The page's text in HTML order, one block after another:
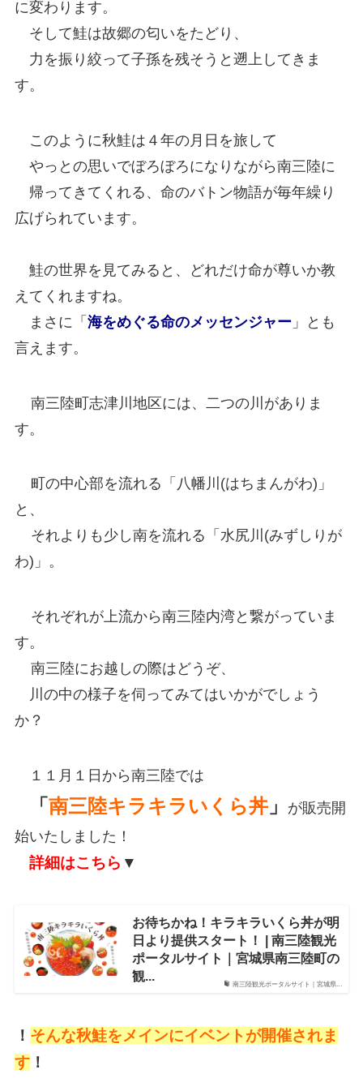
に変わります。
そして鮭は故郷の匂いをたどり、
力を振り絞って子孫を残そうと遡上してきま
す。
このように秋鮭は４年の月日を旅して
やっとの思いでぼろぼろになりながら南三陸に
帰ってきてくれる、命のバトン物語が毎年繰り
広げられています。
鮭の世界を見てみると、どれだけ命が尊いか教
えてくれますね。
まさに「 海をめぐる命のメッセンジャー」とも
言えます。
南三陸町志津川地区には、二つの川がありま
す。
町の中心部を流れる「八幡川(はちまんがわ)」
と、
それよりも少し南を流れる「水尻川(みずしりが
わ)」。
それぞれが上流から南三陸内湾と繋がっていま
す。
南三陸にお越しの際はどうぞ、
川の中の様子を伺ってみてはいかがでしょう
か？
１１月１日から南三陸では
「 南三陸キラキラいくら丼」
が販売開
始いたしました！
詳細はこちら ▼
南三陸観光ポータルサイト｜宮城県...
お待ちかね！キラキラいくら丼が明
日より提供スタート！ | 南三陸観光
ポータルサイト｜宮城県南三陸町の
観...
！ そんな秋鮭をメインにイベントが開催されま
す！